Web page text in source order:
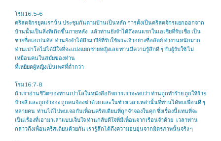
โรม 16:5-6
คริสตจักรยุคแรกนั้น ประชุมกันตามบ้านเป็นหลัก การตั้งเป็นคริสตจักรแยกออกจาก
บ้านนั้นเป็นสิ่งที่เกิดขึ้นภายหลัง แล้วท่านยังจำได้ถึงคนแรกในเอเชียที่รับเชื่อ เป็น
ชายชื่อเอเปนทัส ท่านยังจำได้ถึงมารีย์ที่รับใช้พระเจ้าอย่างซื่อสัตย์ ทำงานหนักมาก
ท่านเปาโลไม่ได้มีใจที่จะแบ่งแยกชายหญิงเลย ท่านมีความรู้สึกดี ๆ กับผู้รับใช้ ไม่
เหมือนคนในสมัยของท่าน
ที่เหยียดผู้หญิงเป็นเพศที่ต่ำกว่า
โรม 16:7-8
ถ้าเราอ่านชีวิตของท่านเปาโลในหนังสือกิจการเราจะพบว่า ท่านถูกทำร้าย ถูกให้ร้าย
ป้ายสี และถูกจำจอง ถูกคนจ้องฆ่าด้วย และในช่วงเวลาเหล่านั้นที่ท่านได้พบเพื่อนดี ๆ
หลายคน ท่านได้ไปพบเจอกับเพื่อนคริสเตียนที่ถูกจำจองในคุก ซึ่งเรื่องนี้แทนที่จะ
เป็นเรื่องที่เอามาเล่าแบบเจ็บใจ ท่านกลับดีใจที่มีเพื่อนจากเรือนจำด้วย เวลาท่าน
กล่าวถึงเพื่อนคริสเตียนด้วยกัน เรารู้สึกได้ถึงความอบอุ่นจากมิตรภาพนั้นจริง ๆ